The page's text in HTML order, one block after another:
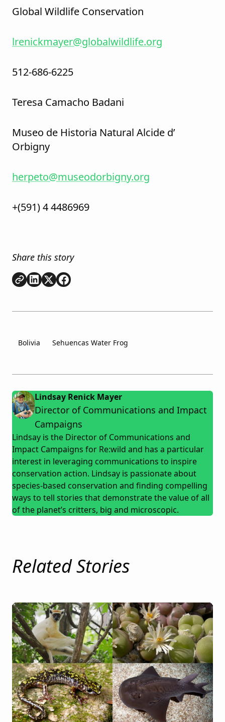
Global Wildlife Conservation
lrenickmayer@globalwildlife.org
512-686-6225
Teresa Camacho Badani
Museo de Historia Natural Alcide d’
Orbigny
herpeto@museodorbigny.org
+(591) 4 4486969
Share this story
Copy link
Share onLinkedIn
Share onShare on
Bolivia Sehuencas Water Frog
Lindsay Renick Mayer
Director of Communications and Impact
Campaigns
Lindsay is the Director of Communications and
Impact Campaigns for Re:wild and has a particular
interest in leveraging communications to inspire
conservation action. Lindsay is passionate about
species-based conservation and finding compelling
ways to tell stories that demonstrate the value of all
of the planet’s critters, big and microscopic.
Related Stories